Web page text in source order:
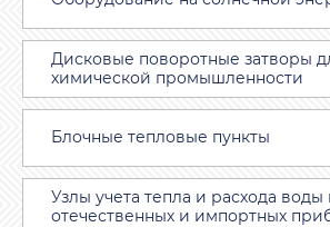
Дисковые поворотные затворы
химической промышленности
Блочные тепловые пункты
Узлы учета тепла и расхода воды
отечественных и импортных